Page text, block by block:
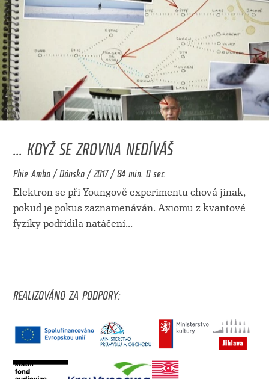
... KDYŽ SE ZROVNA NEDÍVÁŠ
Phie Ambo / Dánsko / 2017 / 84 min. 0 sec.
Elektron se při Youngově experimentu chová jinak,
pokud je pokus zaznamenáván. Axiomu z kvantové
fyziky podřídila natáčení...
REALIZOVÁNO ZA PODPORY: